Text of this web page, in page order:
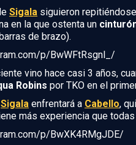
Sigala siguieron
en la que ostenta un
de brazo).
p/BwWFtRsgnl_/
vino hace casi 3 años,
Robins por TKO en el
Sigala enfrentará a Cabello,
más experiencia que
p/BwXK4RMgJDE/